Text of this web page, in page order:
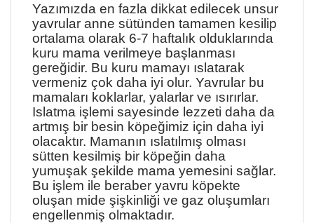
Yazımızda en fazla dikkat edilecek unsur
yavrular anne sütünden tamamen kesilip
ortalama olarak 6-7 haftalık olduklarında
kuru mama verilmeye başlanması
gereğidir. Bu kuru mamayı ıslatarak
vermeniz çok daha iyi olur. Yavrular bu
mamaları koklarlar, yalarlar ve ısırırlar.
Islatma işlemi sayesinde lezzeti daha da
artmış bir besin köpeğimiz için daha iyi
olacaktır. Mamanın ıslatılmış olması
sütten kesilmiş bir köpeğin daha
yumuşak şekilde mama yemesini sağlar.
Bu işlem ile beraber yavru köpekte
oluşan mide şişkinliği ve gaz oluşumları
engellenmiş olmaktadır.